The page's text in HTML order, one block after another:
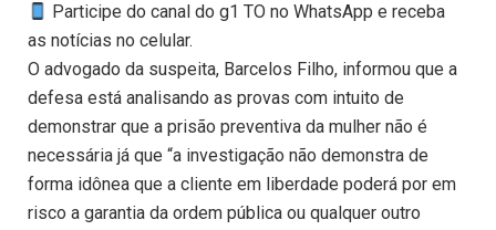
Participe do canal do g1 TO no WhatsApp e receba
as notícias no celular.
O advogado da suspeita, Barcelos Filho, informou que a
defesa está analisando as provas com intuito de
demonstrar que a prisão preventiva da mulher não é
necessária já que “a investigação não demonstra de
forma idônea que a cliente em liberdade poderá por em
risco a garantia da ordem pública ou qualquer outro